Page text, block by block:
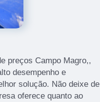
preços Campo Magro,,
desempenho e
solução. Não deixe de
oferece quanto ao